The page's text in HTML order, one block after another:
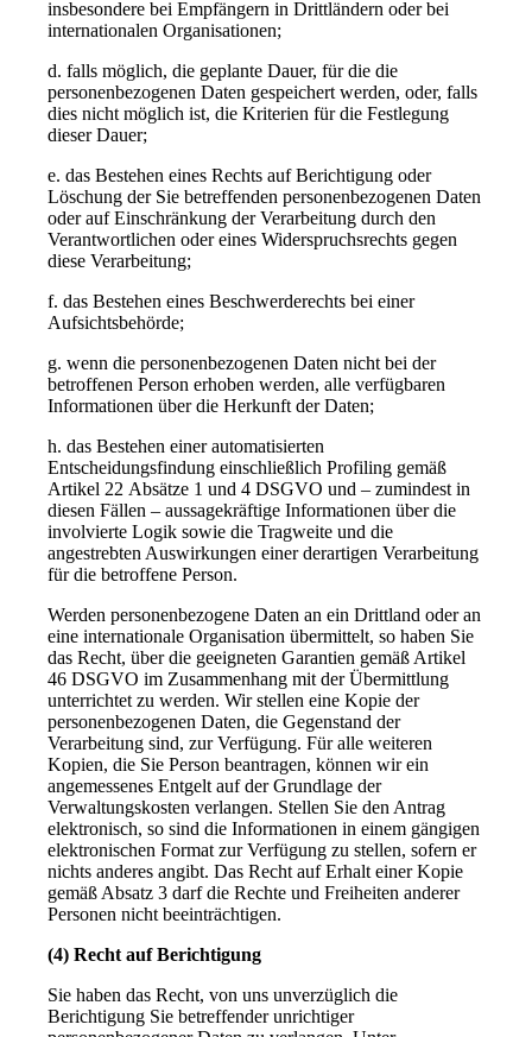
insbesondere bei Empfängern in Drittländern oder bei
internationalen Organisationen;
d. falls möglich, die geplante Dauer, für die die
personenbezogenen Daten gespeichert werden, oder, falls
dies nicht möglich ist, die Kriterien für die Festlegung
dieser Dauer;
e. das Bestehen eines Rechts auf Berichtigung oder
Löschung der Sie betreffenden personenbezogenen Daten
oder auf Einschränkung der Verarbeitung durch den
Verantwortlichen oder eines Widerspruchsrechts gegen
diese Verarbeitung;
f. das Bestehen eines Beschwerderechts bei einer
Aufsichtsbehörde;
g. wenn die personenbezogenen Daten nicht bei der
betroffenen Person erhoben werden, alle verfügbaren
Informationen über die Herkunft der Daten;
h. das Bestehen einer automatisierten
Entscheidungsfindung einschließlich Profiling gemäß
Artikel 22 Absätze 1 und 4 DSGVO und – zumindest in
diesen Fällen – aussagekräftige Informationen über die
involvierte Logik sowie die Tragweite und die
angestrebten Auswirkungen einer derartigen Verarbeitung
für die betroffene Person.
Werden personenbezogene Daten an ein Drittland oder an
eine internationale Organisation übermittelt, so haben Sie
das Recht, über die geeigneten Garantien gemäß Artikel
46 DSGVO im Zusammenhang mit der Übermittlung
unterrichtet zu werden. Wir stellen eine Kopie der
personenbezogenen Daten, die Gegenstand der
Verarbeitung sind, zur Verfügung. Für alle weiteren
Kopien, die Sie Person beantragen, können wir ein
angemessenes Entgelt auf der Grundlage der
Verwaltungskosten verlangen. Stellen Sie den Antrag
elektronisch, so sind die Informationen in einem gängigen
elektronischen Format zur Verfügung zu stellen, sofern er
nichts anderes angibt. Das Recht auf Erhalt einer Kopie
gemäß Absatz 3 darf die Rechte und Freiheiten anderer
Personen nicht beeinträchtigen.
(4) Recht auf Berichtigung
Sie haben das Recht, von uns unverzüglich die
Berichtigung Sie betreffender unrichtiger